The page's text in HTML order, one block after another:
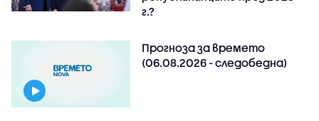
г.?
Прогноза за времето
(06.08.2026 - следобедна)